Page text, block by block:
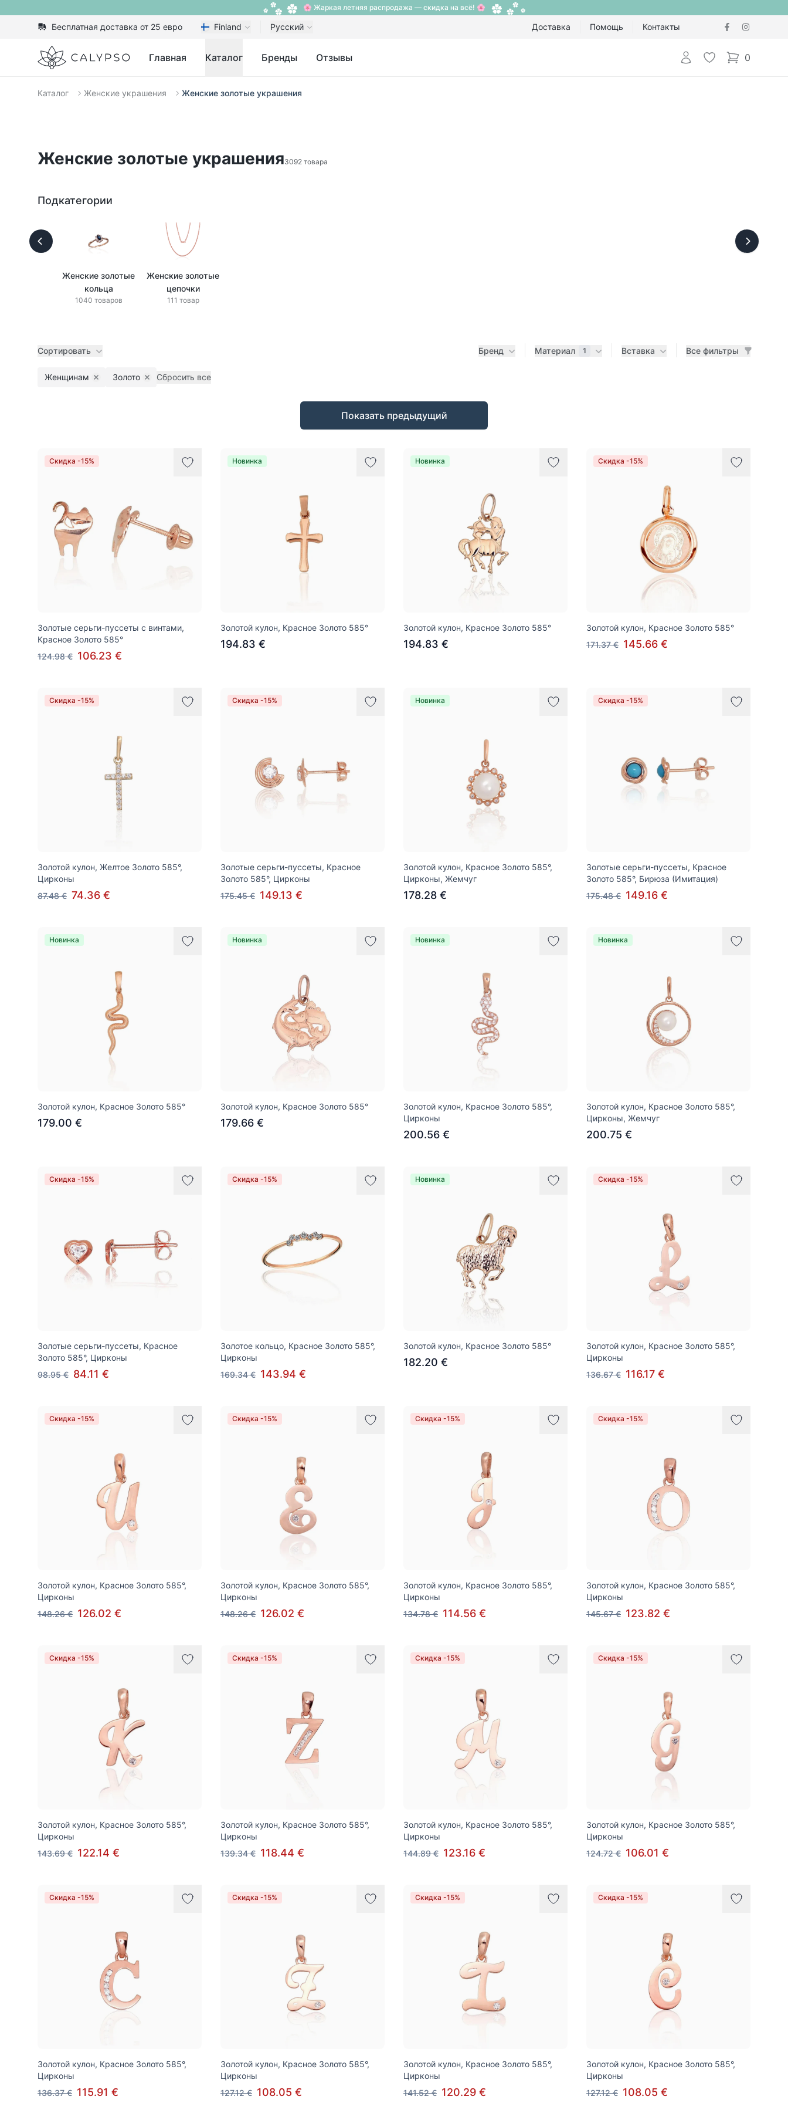
🌸 Жаркая летняя распродажа — скидка на всё! 🌸
Бесплатная доставка от 25 евро Finland Русский Доставка Помощь Контакты
Calypso Главная Каталог Бренды Отзывы Авторизоваться
Избранное
0
items in cart,
Каталог Женские украшения Женские золотые украшения
Женские золотые украшения3092 товара
Подкатегории
Женские золотые
кольца
1040 товаров
Женские золотые
цепочки
111 товар
Сортировать Бренд Материал 1 Вставка Все фильтры
Женщинам Remove filter
Золото Remove filter
Сбросить все
Показать предыдущий
Скидка -15%
Золотые серьги-пуссеты с винтами,
Красное Золото 585°
124.98 € 106.23 €
Новинка
Золотой кулон, Красное Золото 585°
194.83 €
Новинка
Золотой кулон, Красное Золото 585°
194.83 €
Скидка -15%
Золотой кулон, Красное Золото 585°
171.37 € 145.66 €
Скидка -15%
Золотой кулон, Желтое Золото 585°,
Цирконы
87.48 € 74.36 €
Скидка -15%
Золотые серьги-пуссеты, Красное
Золото 585°, Цирконы
175.45 € 149.13 €
Новинка
Золотой кулон, Красное Золото 585°,
Цирконы, Жемчуг
178.28 €
Скидка -15%
Золотые серьги-пуссеты, Красное
Золото 585°, Бирюза (Имитация)
175.48 € 149.16 €
Новинка
Золотой кулон, Красное Золото 585°
179.00 €
Новинка
Золотой кулон, Красное Золото 585°
179.66 €
Новинка
Золотой кулон, Красное Золото 585°,
Цирконы
200.56 €
Новинка
Золотой кулон, Красное Золото 585°,
Цирконы, Жемчуг
200.75 €
Скидка -15%
Золотые серьги-пуссеты, Красное
Золото 585°, Цирконы
98.95 € 84.11 €
Скидка -15%
Золотое кольцо, Красное Золото 585°,
Цирконы
169.34 € 143.94 €
Новинка
Золотой кулон, Красное Золото 585°
182.20 €
Скидка -15%
Золотой кулон, Красное Золото 585°,
Цирконы
136.67 € 116.17 €
Скидка -15%
Золотой кулон, Красное Золото 585°,
Цирконы
148.26 € 126.02 €
Скидка -15%
Золотой кулон, Красное Золото 585°,
Цирконы
148.26 € 126.02 €
Скидка -15%
Золотой кулон, Красное Золото 585°,
Цирконы
134.78 € 114.56 €
Скидка -15%
Золотой кулон, Красное Золото 585°,
Цирконы
145.67 € 123.82 €
Скидка -15%
Золотой кулон, Красное Золото 585°,
Цирконы
143.69 € 122.14 €
Скидка -15%
Золотой кулон, Красное Золото 585°,
Цирконы
139.34 € 118.44 €
Скидка -15%
Золотой кулон, Красное Золото 585°,
Цирконы
144.89 € 123.16 €
Скидка -15%
Золотой кулон, Красное Золото 585°,
Цирконы
124.72 € 106.01 €
Скидка -15%
Золотой кулон, Красное Золото 585°,
Цирконы
136.37 € 115.91 €
Скидка -15%
Золотой кулон, Красное Золото 585°,
Цирконы
127.12 € 108.05 €
Скидка -15%
Золотой кулон, Красное Золото 585°,
Цирконы
141.52 € 120.29 €
Скидка -15%
Золотой кулон, Красное Золото 585°,
Цирконы
127.12 € 108.05 €